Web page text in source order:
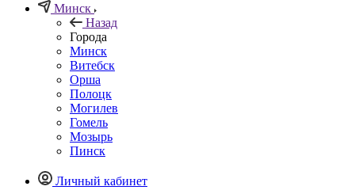
Минск
Назад
Города
Минск
Витебск
Орша
Полоцк
Могилев
Гомель
Мозырь
Пинск
Личный кабинет